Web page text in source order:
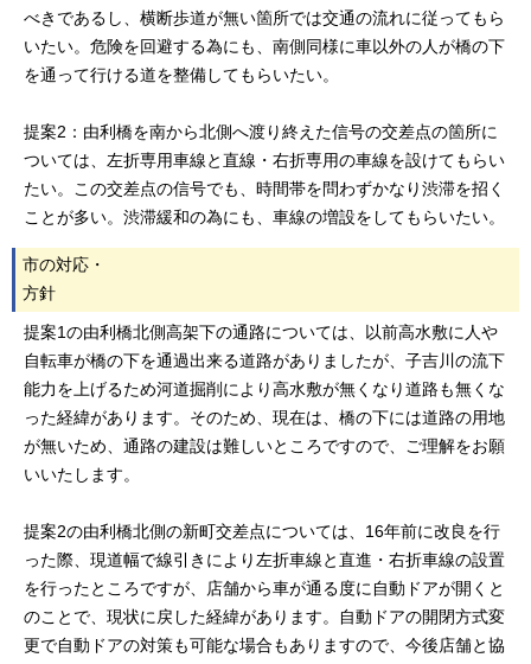
べきであるし、横断歩道が無い箇所では交通の流れに従ってもら
いたい。危険を回避する為にも、南側同様に車以外の人が橋の下
を通って行ける道を整備してもらいたい。
提案2：由利橋を南から北側へ渡り終えた信号の交差点の箇所に
ついては、左折専用車線と直線・右折専用の車線を設けてもらい
たい。この交差点の信号でも、時間帯を問わずかなり渋滞を招く
ことが多い。渋滞緩和の為にも、車線の増設をしてもらいたい。
市の対応・
方針
提案1の由利橋北側高架下の通路については、以前高水敷に人や
自転車が橋の下を通過出来る道路がありましたが、子吉川の流下
能力を上げるため河道掘削により高水敷が無くなり道路も無くな
った経緯があります。そのため、現在は、橋の下には道路の用地
が無いため、通路の建設は難しいところですので、ご理解をお願
いいたします。
提案2の由利橋北側の新町交差点については、16年前に改良を行
った際、現道幅で線引きにより左折車線と直進・右折車線の設置
を行ったところですが、店舗から車が通る度に自動ドアが開くと
のことで、現状に戻した経緯があります。自動ドアの開閉方式変
更で自動ドアの対策も可能な場合もありますので、今後店舗と協